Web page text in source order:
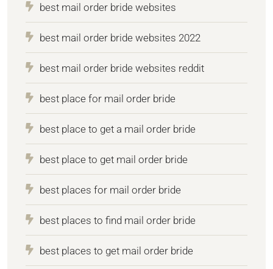
best mail order bride websites
best mail order bride websites 2022
best mail order bride websites reddit
best place for mail order bride
best place to get a mail order bride
best place to get mail order bride
best places for mail order bride
best places to find mail order bride
best places to get mail order bride